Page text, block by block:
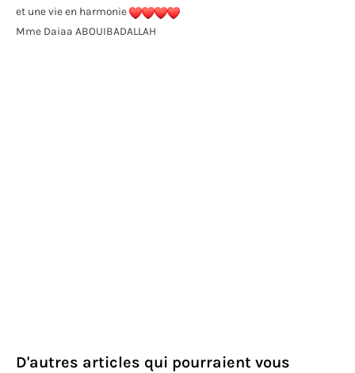
et une vie en harmonie
Mme Daiaa ABOUIBADALLAH
D'autres articles qui pourraient vous